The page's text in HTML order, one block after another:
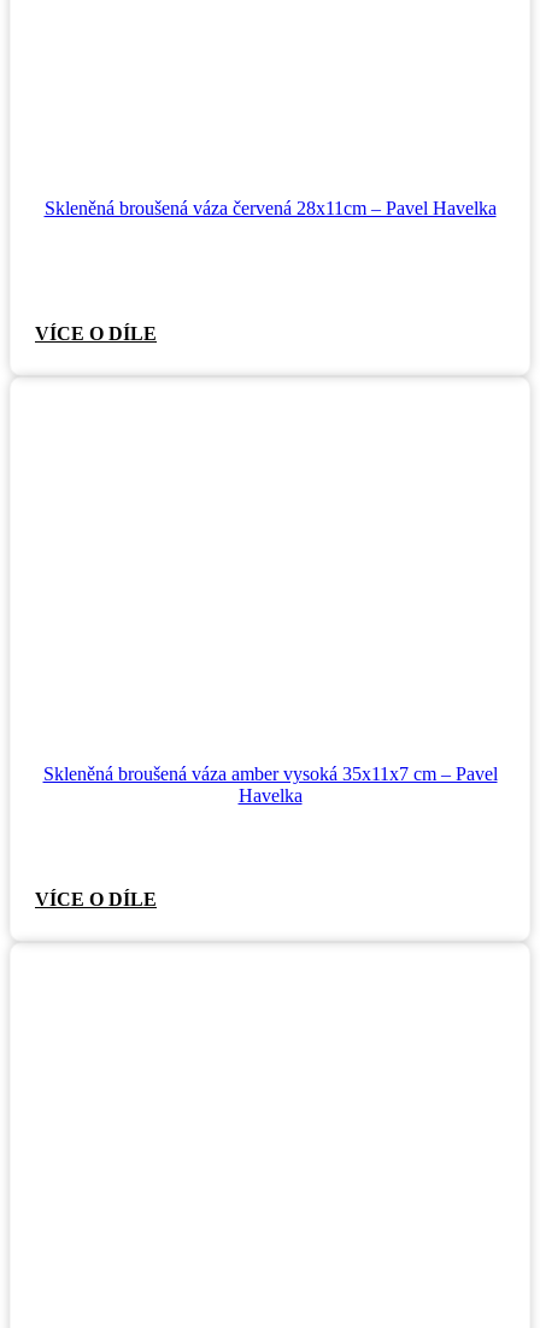
Skleněná broušená váza červená 28x11cm – Pavel Havelka
VÍCE O DÍLE
Skleněná broušená váza amber vysoká 35x11x7 cm – Pavel
Havelka
VÍCE O DÍLE